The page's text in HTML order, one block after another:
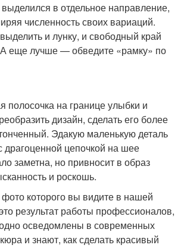
в отдельное направление,
численность своих вариаций.
и лунку, и свободный край
еще лучше — обведите «рамку» по
полосочка на границе улыбки и
дизайн, сделать его более
Эдакую маленькую деталь
драгоценной цепочкой на шее
заметна, но привносит в образ
и роскошь.
которого вы видите в нашей
результат работы профессионалов,
осведомлены в современных
и знают, как сделать красивый